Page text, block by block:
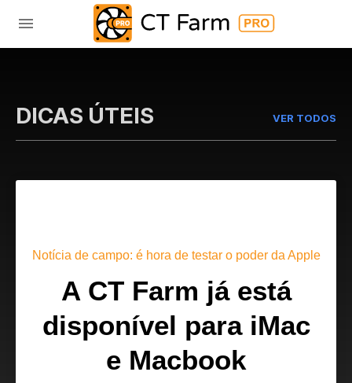
DICAS ÚTEIS VER TODOS
Notícia de campo: é hora de testar o poder da Apple
A CT Farm já está
disponível para iMac
e Macbook